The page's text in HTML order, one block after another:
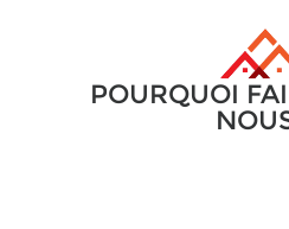
POURQUOI